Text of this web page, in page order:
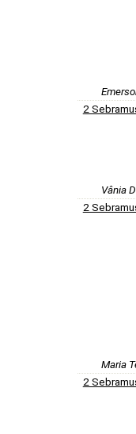
2
Vânia
2
Maria
2